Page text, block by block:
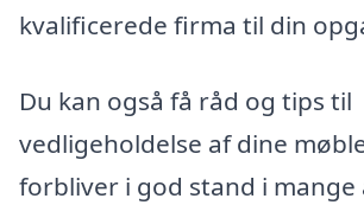
kvalificerede firma til din
Du kan også få råd og tips til
vedligeholdelse af dine
forbliver i god stand i mange